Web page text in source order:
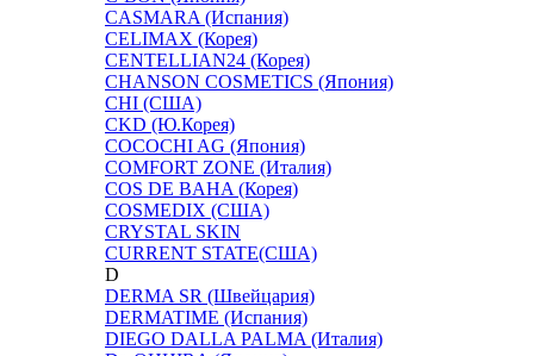
CASMARA (Испания)
CELIMAX (Корея)
CENTELLIAN24 (Корея)
CHANSON COSMETICS (Япония)
CHI (США)
CKD (Ю.Корея)
COCOCHI AG (Япония)
COMFORT ZONE (Италия)
COS DE BAHA (Корея)
COSMEDIX (США)
CRYSTAL SKIN
CURRENT STATE(США)
D
DERMA SR (Швейцария)
DERMATIME (Испания)
DIEGO DALLA PALMA (Италия)